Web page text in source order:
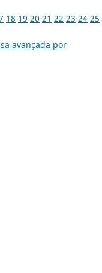
18 19 20 21 22 23 24 25
avançada por